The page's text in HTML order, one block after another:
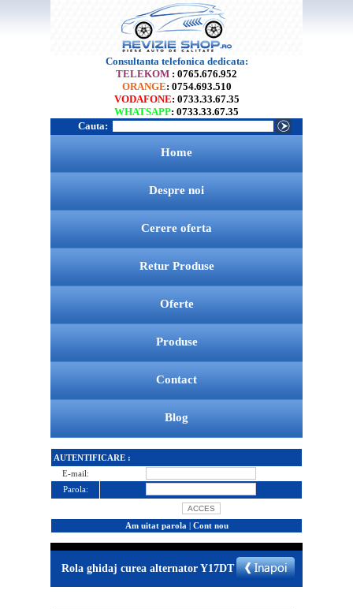
Consultanta telefonica dedicata:
TELEKOM : 0765.676.952
ORANGE: 0754.693.510
VODAFONE: 0733.33.67.35
WHATSAPP: 0733.33.67.35
Cauta:
Home
Despre noi
Cerere oferta
Retur Produse
Oferte
Produse
Contact
Blog
AUTENTIFICARE :
E-mail:
Parola:
Am uitat parola | Cont nou
Rola ghidaj curea alternator Y17DT